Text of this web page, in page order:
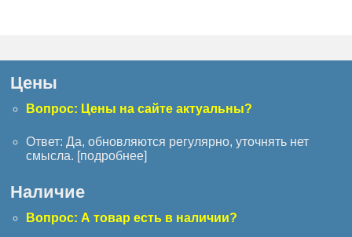
Цены
Вопрос: Цены на сайте актуальны?
Ответ: Да, обновляются регулярно, уточнять нет
смысла. [подробнее]
Наличие
Вопрос: А товар есть в наличии?